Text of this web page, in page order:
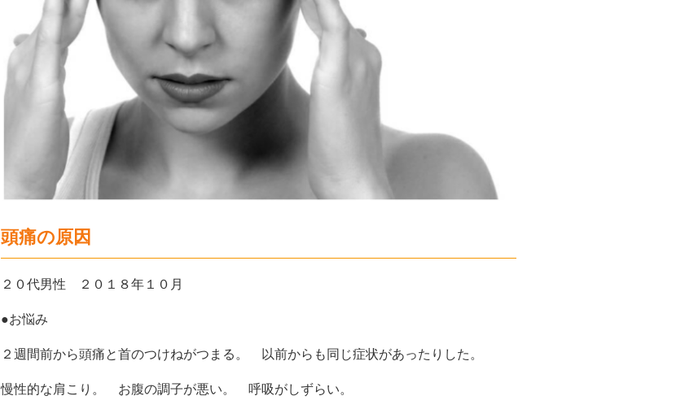
頭痛の原因
２０代男性 ２０１８年１０月
●お悩み
２週間前から頭痛と首のつけねがつまる。 以前からも同じ症状があったりした。
慢性的な肩こり。 お腹の調子が悪い。 呼吸がしずらい。